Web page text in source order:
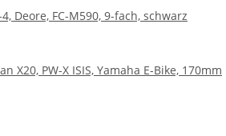
Deore, FC-M590, 9-fach, schwarz